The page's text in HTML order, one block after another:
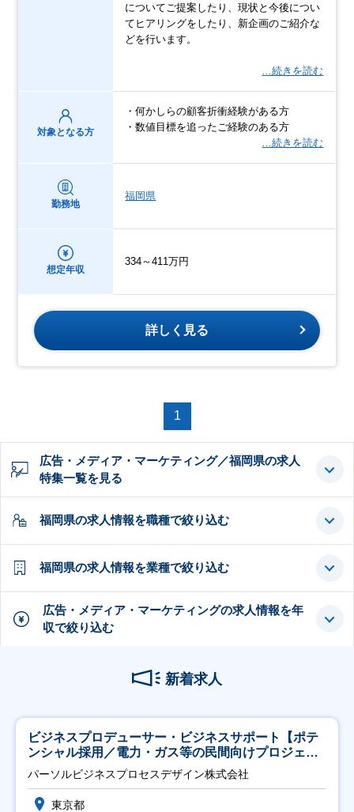
についてご提案したり、現状と今後につい
てヒアリングをしたり、新企画のご紹介な
どを行います。
…続きを読む
対象となる方
・何かしらの顧客折衝経験がある方
・数値目標を追ったご経験のある方
…続きを読む
勤務地
福岡県
想定年収
334～411万円
詳しく見る
1
広告・メディア・マーケティング／福岡県の求人
特集一覧を見る
福岡県の求人情報を職種で絞り込む
福岡県の求人情報を業種で絞り込む
広告・メディア・マーケティングの求人情報を年
収で絞り込む
新着求人
ビジネスプロデューサー・ビジネスサポート【ポテ
ンシャル採用／電力・ガス等の民間向けプロジェク
ト推進】
パーソルビジネスプロセスデザイン株式会社
東京都